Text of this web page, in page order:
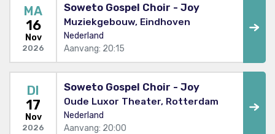
MA
16
Nov
2026
Soweto Gospel Choir - Joy
Muziekgebouw, Eindhoven
Nederland
Aanvang: 20:15
DI
17
Nov
2026
Soweto Gospel Choir - Joy
Oude Luxor Theater, Rotterdam
Nederland
Aanvang: 20:00